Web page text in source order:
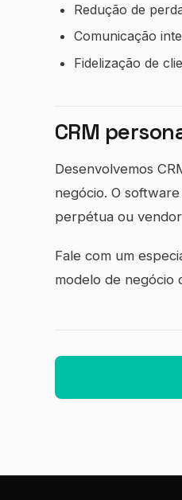
Redução de
Comunicação
Fidelização de
CRM
Desenvolvemos
negócio. O
perpétua ou
Fale com um
modelo de negócio